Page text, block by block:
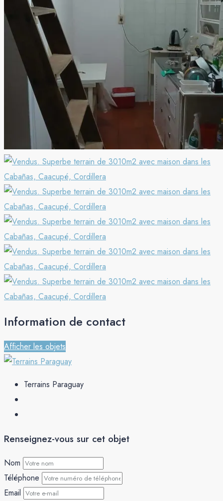
Information de contact
Afficher les objets
Terrains Paraguay
Renseignez-vous sur cet objet
Nom
Téléphone
Email